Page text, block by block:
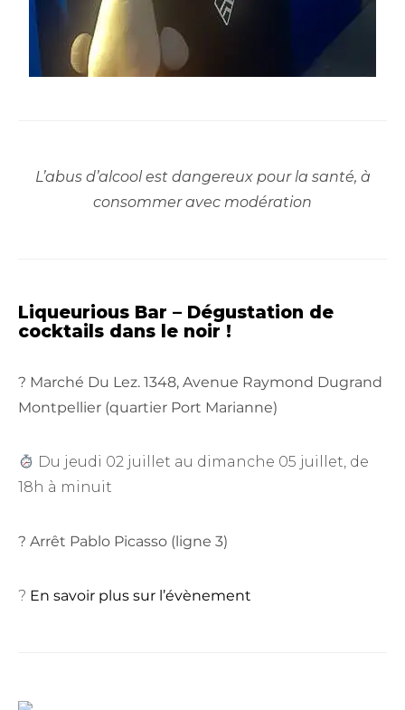
L’abus d’alcool est dangereux pour la santé, à
consommer avec modération
Liqueurious Bar – Dégustation de
cocktails dans le noir !
? Marché Du Lez. 1348, Avenue Raymond Dugrand
Montpellier (quartier Port Marianne)
Du jeudi 02 juillet au dimanche 05 juillet, de
18h à minuit
? Arrêt Pablo Picasso (ligne 3)
? En savoir plus sur l’évènement